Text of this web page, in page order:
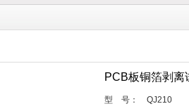
PCB板铜箔剥离
型 号：
QJ210